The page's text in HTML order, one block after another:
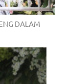
DALAM